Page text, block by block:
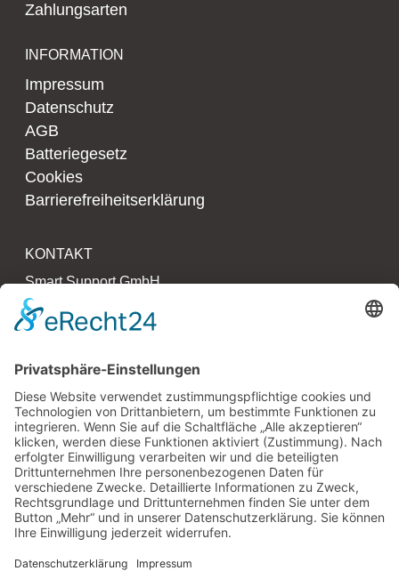
Zahlungsarten
INFORMATION
Impressum
Datenschutz
AGB
Batteriegesetz
Cookies
Barrierefreiheitserklärung
KONTAKT
Smart Support GmbH
Kollaustr. 64 – 66
22529 Hamburg
F 040 790 273 27 3
www.smartsupport.de
hallo@smartsupport.de
PARTNER